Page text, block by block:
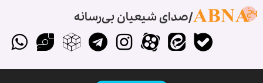
صدای شیعیان بی‌رسانه